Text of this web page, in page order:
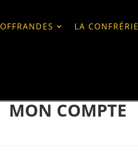
OFFRANDES LA CONFRÉRIE
MON COMPTE